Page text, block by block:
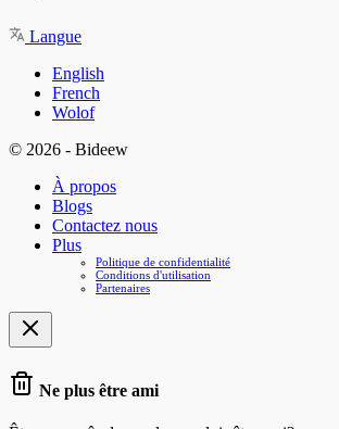
Langue
English
French
Wolof
© 2026 - Bideew
À propos
Blogs
Contactez nous
Plus
Politique de confidentialité
Conditions d'utilisation
Partenaires
Ne plus être ami